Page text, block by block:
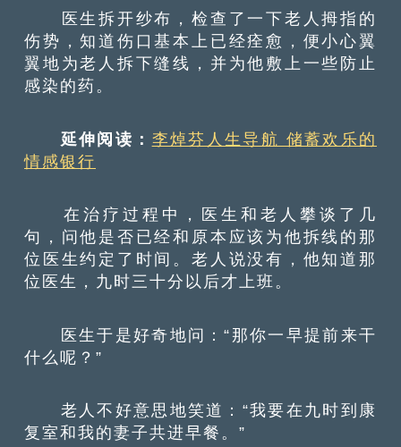
医生拆开纱布，检查了一下老人拇指的
伤势，知道伤口基本上已经痊愈，便小心翼
翼地为老人拆下缝线，并为他敷上一些防止
感染的药。
延伸阅读： 李焯芬人生导航 储蓄欢乐的
情感银行
在治疗过程中，医生和老人攀谈了几
句，问他是否已经和原本应该为他拆线的那
位医生约定了时间。老人说没有，他知道那
位医生，九时三十分以后才上班。
医生于是好奇地问：“那你一早提前来干
什么呢？”
老人不好意思地笑道：“我要在九时到康
复室和我的妻子共进早餐。”